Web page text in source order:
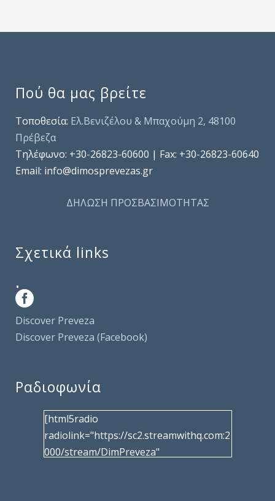
Πού θα μας βρείτε
Τοποθεσία: Ελ.Βενιζέλου & Μπαχούμη 2, 48100
Πρέβεζα
Τηλέφωνo: +30-26823-60600 | Fax: +30-26823-60640
Email: info@dimosprevezas.gr
ΔΗΛΩΣΗ ΠΡΟΣΒΑΣΙΜΟΤΗΤΑΣ
Σχετικά links
.
Discover Preveza
Discover Preveza (Facebook)
Ραδιοφωνία
[html5radio
radiolink="https://sc2.streamwithq.com:2
000/stream/DimPreveza"